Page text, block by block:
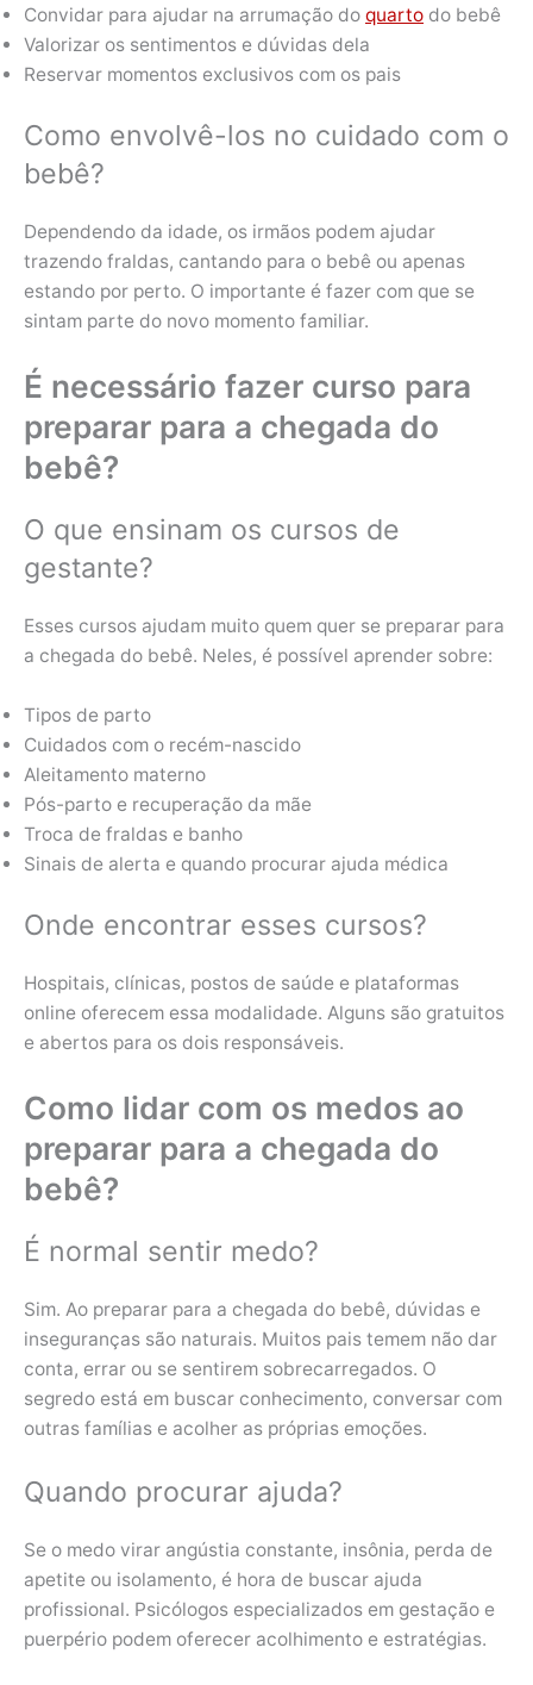
Convidar para ajudar na arrumação do quarto do bebê
Valorizar os sentimentos e dúvidas dela
Reservar momentos exclusivos com os pais
Como envolvê-los no cuidado com o
bebê?
Dependendo da idade, os irmãos podem ajudar
trazendo fraldas, cantando para o bebê ou apenas
estando por perto. O importante é fazer com que se
sintam parte do novo momento familiar.
É necessário fazer curso para
preparar para a chegada do
bebê?
O que ensinam os cursos de
gestante?
Esses cursos ajudam muito quem quer se preparar para
a chegada do bebê. Neles, é possível aprender sobre:
Tipos de parto
Cuidados com o recém-nascido
Aleitamento materno
Pós-parto e recuperação da mãe
Troca de fraldas e banho
Sinais de alerta e quando procurar ajuda médica
Onde encontrar esses cursos?
Hospitais, clínicas, postos de saúde e plataformas
online oferecem essa modalidade. Alguns são gratuitos
e abertos para os dois responsáveis.
Como lidar com os medos ao
preparar para a chegada do
bebê?
É normal sentir medo?
Sim. Ao preparar para a chegada do bebê, dúvidas e
inseguranças são naturais. Muitos pais temem não dar
conta, errar ou se sentirem sobrecarregados. O
segredo está em buscar conhecimento, conversar com
outras famílias e acolher as próprias emoções.
Quando procurar ajuda?
Se o medo virar angústia constante, insônia, perda de
apetite ou isolamento, é hora de buscar ajuda
profissional. Psicólogos especializados em gestação e
puerpério podem oferecer acolhimento e estratégias.